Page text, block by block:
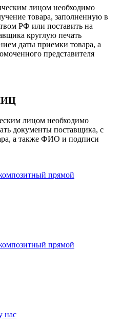
лицом необходимо
товара, заполненную в
РФ или поставить на
круглую печать
даты приемки товара, а
представителя
лицом необходимо
документы поставщика, с
а также ФИО и подписи
прямой
прямой
нас